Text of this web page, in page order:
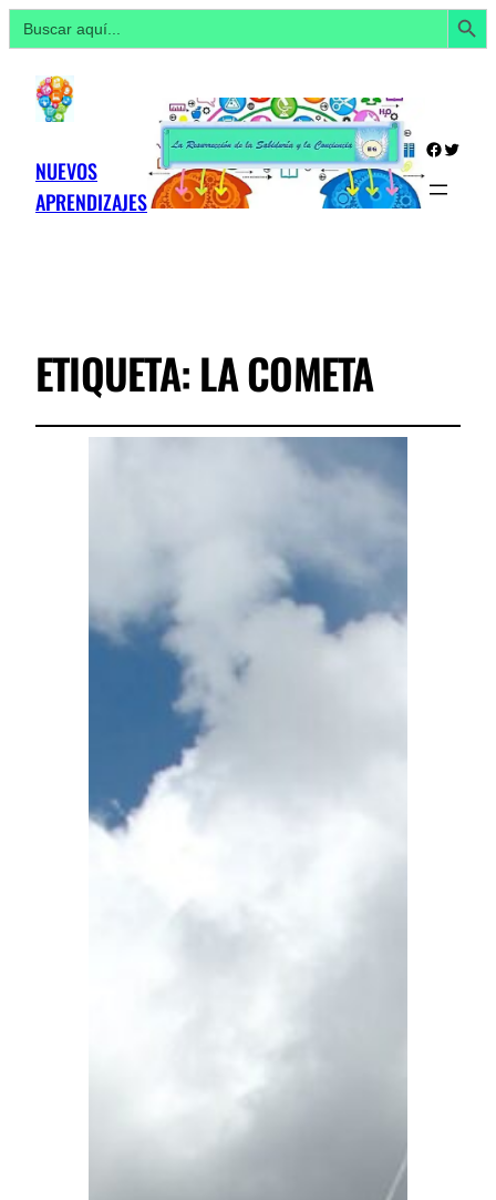
Buscar: Botón de
NUEVOS
APRENDIZAJES
Twitter
ETIQUETA:LA COMETA